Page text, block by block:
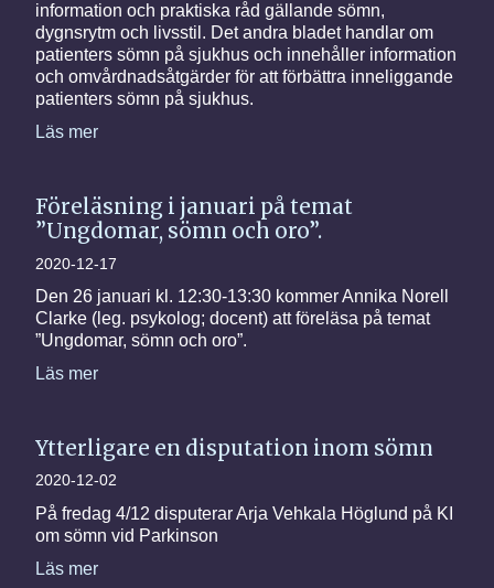
information och praktiska råd gällande sömn,
dygnsrytm och livsstil. Det andra bladet handlar om
patienters sömn på sjukhus och innehåller information
och omvårdnadsåtgärder för att förbättra inneliggande
patienters sömn på sjukhus.
Läs mer
Föreläsning i januari på temat
”Ungdomar, sömn och oro”.
2020-12-17
Den 26 januari kl. 12:30-13:30 kommer Annika Norell
Clarke (leg. psykolog; docent) att föreläsa på temat
”Ungdomar, sömn och oro”.
Läs mer
Ytterligare en disputation inom sömn
2020-12-02
På fredag 4/12 disputerar Arja Vehkala Höglund på KI
om sömn vid Parkinson
Läs mer